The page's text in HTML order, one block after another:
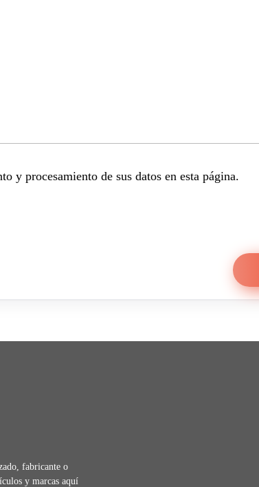
y procesamiento de sus datos en esta página.
fabricante o
y marcas aquí